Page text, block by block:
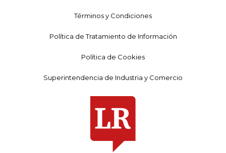
Términos y Condiciones
Política de Tratamiento de Información
Política de Cookies
Superintendencia de Industria y Comercio